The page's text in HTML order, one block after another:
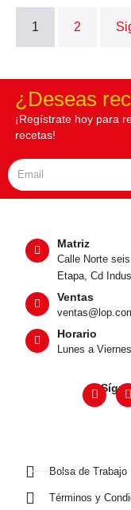
1 2
¿Deseas
¡Regístrate hoy para
recetas!
Matriz
Calle Norte
Etapa, Cd
Ventas
Horario
Lunes a
Bolsa de Trabajo
Términos y